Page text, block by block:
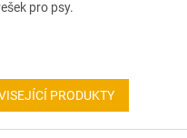
pro psy.
PRODUKTY